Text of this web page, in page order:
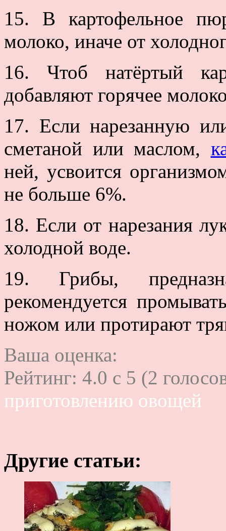
15. В картофельное
молоко, иначе от
16. Чтоб натёртый
добавляют горячее
17. Если нарезанную
сметаной или маслом,
ней, усвоится
не больше 6%.
18. Если от нарезания
холодной воде.
19. Грибы,
рекомендуется
ножом или протирают
Ваша оценка:
Рейтинг: 4.0 c 5 (2
приготовлению овощей
Другие статьи: